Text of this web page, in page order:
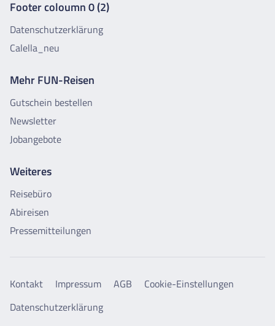
Footer coloumn 0 (2)
Datenschutzerklärung
Calella_neu
Mehr FUN-Reisen
Gutschein bestellen
Newsletter
Jobangebote
Weiteres
Reisebüro
Abireisen
Pressemitteilungen
Kontakt Impressum AGB
Cookie-Einstellungen
Datenschutzerklärung